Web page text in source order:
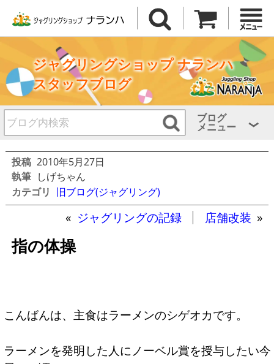
ジャグリングショップ ナランハ
スタッフブログ
ブログ
メニュー
投稿 2010年5月27日
執筆 しげちゃん
カテゴリ 旧ブログ(ジャグリング)
« ジャグリングの記録 店舗改装 »
指の体操
こんばんは、主食はラーメンのシゲオカです。
ラーメンを発明した人にノーベル賞を授与したい今